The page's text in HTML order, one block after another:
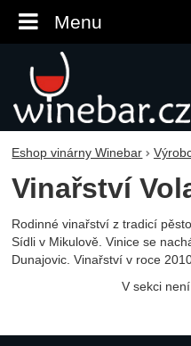
Menu
Eshop vinárny Winebar
Vinařství
Rodinné vinařství z tradicí
Sídli v Mikulově. Vinice se
Dunajovic. Vinařství v roce
V sekci